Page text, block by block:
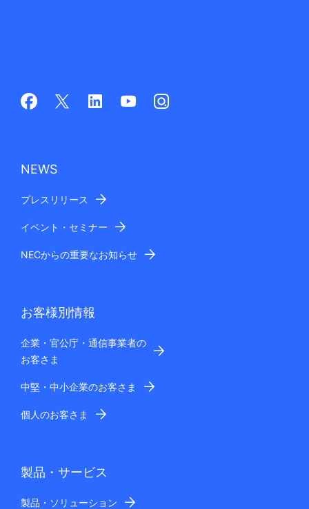
NEWS
プレスリリース
イベント・セミナー
NECからの重要なお知らせ
お客様別情報
企業・官公庁・通信事業者の
お客さま
中堅・中小企業のお客さま
個人のお客さま
製品・サービス
製品・ソリューション